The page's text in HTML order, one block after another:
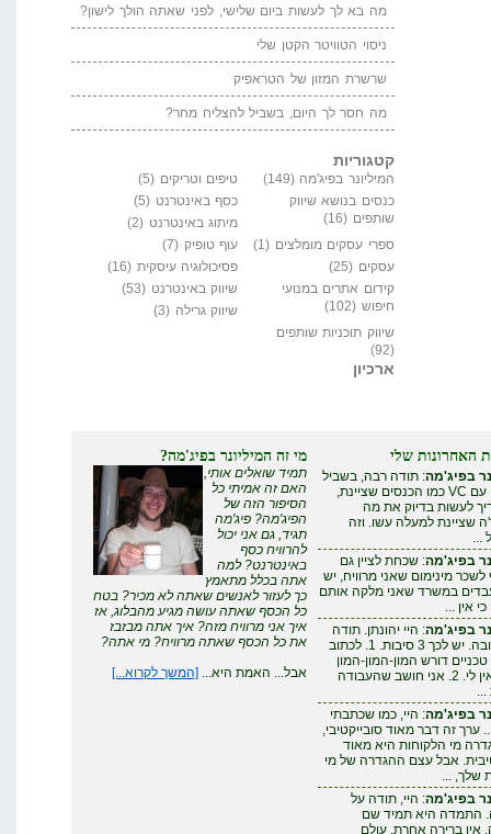
מה בא לך לעשות ביום שלישי, לפני שאתה הולך לישון?
ניסוי הטוויטר הקטן שלי
שרשרת המזון של הטראפיק
מה חסר לך היום, בשביל להצליח מחר?
קטגוריות
המיליונר בפיג'מה (149) טיפים וטריקים (5)
כנסים בנושא שיווק
שותפים (16)
כסף באינטרנט (5)
מיתוג באינטרנט (2)
ספרי עסקים מומלצים (1) עוף טופיק (7)
עסקים (25) פסיכולוגיה עיסקית (16)
קידום אתרים במנועי
חיפוש (102)
שיווק באינטרנט (53)
שיווק גרילה (3)
שיווק תוכניות שותפים
(92)
ארכיון
האחרונות שלי
בפיג'מה: תודה רבה, בשביל
להצליח עם VC כמו הכנסים שציינת,
לעשות בדיוק את מה
שציינת למעלה עשו. וזה
...
בפיג'מה: שכחת לציין גם
מינימום שאני מרוויח, יש
במשרד שאני מלקה אותם
אין ...
בפיג'מה: היי יהונתן. תודה
על התגובה. יש לכך 3 סיבות. 1. לכתוב
דורש המון-המון-המון
זמן - שאין לי. 2. אני חושב שהעבודה
...
בפיג'מה: היי, כמו שכתבתי
ערך זה דבר מאוד סובייקטיבי,
מי הלקוחות היא מאוד
אבל עצם ההגדרה של מי
שלך, ...
בפיג'מה: היי, תודה על
התמדה היא תמיד שם
ברירה אחרת. עולם
מי זה המיליונר בפיג'מה?
תמיד שואלים אותי,
האם זה אמיתי כל
הסיפור הזה של
הפיג'מה? פיג'מה
תגיד, גם אני יכול
להרוויח כסף
באינטרנט? למה
אתה בכלל מתאמץ
כך לעזור לאנשים שאתה לא מכיר? בטח
כל הכסף שאתה עושה מגיע מהבלוג, אז
איך אני מרוויח מזה? איך אתה מבזבז
את כל הכסף שאתה מרוויח? מי אתה?
אבל... האמת היא... [המשך לקרוא...]